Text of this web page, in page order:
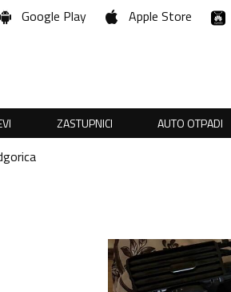
Google Play Apple Store
ZASTUPNICI AUTO OTPADI